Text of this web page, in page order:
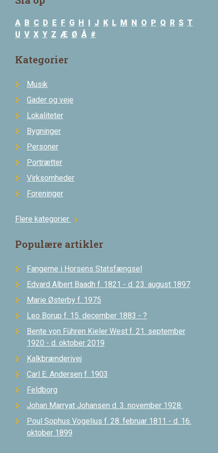
A B C D E F G H J K L M N O P Q R S T
U V X Y Z Æ Ø Å #
Kategorier
Musik
Gader og veje
Lokaliteter
Bygninger
Personer
Portrætter
Virksomheder
Foreninger
Flere kategorier chevron_right
Populære artikler
Fangerne i Horsens Statsfængsel
Edvard Albert Baadh f. 1821 - d. 23. august 1897
Marie Østerby f. 1975
Leo Borup f. 15. december 1883 - ?
Bente von Führen Kieler West f. 21. september
1920 - d. oktober 2019
Kalkbrænderivej
Carl E. Andersen f. 1903
Feldborg
Johan Marryat Johansen d. 3. november 1928.
Poul Sophus Vogelius f. 28. februar 1811 - d. 16.
oktober 1899